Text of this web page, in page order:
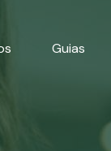
Guias